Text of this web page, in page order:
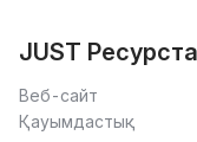
JUST
Веб-сайт
Қауымдастық